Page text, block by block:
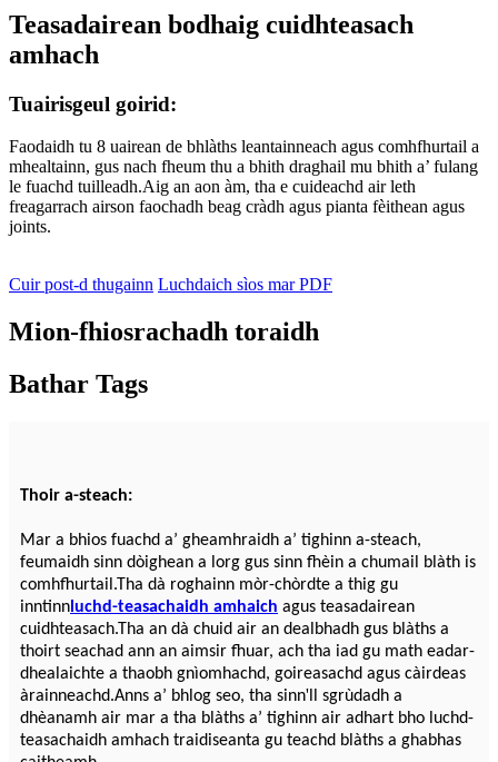
Teasadairean bodhaig cuidhteasach
amhach
Tuairisgeul goirid:
Faodaidh tu 8 uairean de bhlàths leantainneach agus comhfhurtail a
mhealtainn, gus nach fheum thu a bhith draghail mu bhith a’ fulang
le fuachd tuilleadh.Aig an aon àm, tha e cuideachd air leth
freagarrach airson faochadh beag cràdh agus pianta fèithean agus
joints.
Cuir post-d thugainn Luchdaich sìos mar PDF
Mion-fhiosrachadh toraidh
Bathar Tags
Thoir a-steach:
Mar a bhios fuachd a’ gheamhraidh a’ tighinn a-steach,
feumaidh sinn dòighean a lorg gus sinn fhèin a chumail blàth is
comhfhurtail.Tha dà roghainn mòr-chòrdte a thig gu
inntinn luchd-teasachaidh amhaich agus teasadairean
cuidhteasach.Tha an dà chuid air an dealbhadh gus blàths a
thoirt seachad ann an aimsir fhuar, ach tha iad gu math eadar-
dhealaichte a thaobh gnìomhachd, goireasachd agus càirdeas
àrainneachd.Anns a’ bhlog seo, tha sinn' ll sgrùdadh a
dhèanamh air mar a tha blàths a’ tighinn air adhart bho luchd-
teasachaidh amhach traidiseanta gu teachd blàths a ghabhas